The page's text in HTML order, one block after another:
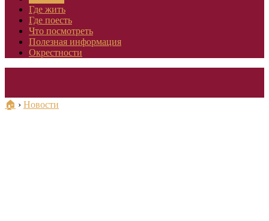
Где жить
Где поесть
Что посмотреть
Полезная информация
Окрестности
🏠 › Новости